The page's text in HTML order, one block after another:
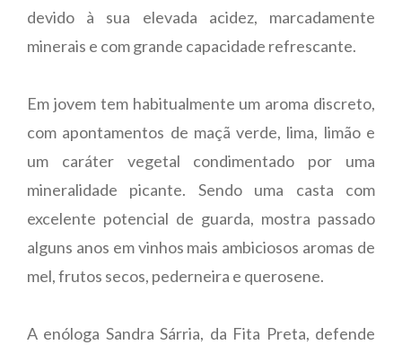
devido à sua elevada acidez, marcadamente
minerais e com grande capacidade refrescante.
Em jovem tem habitualmente um aroma discreto,
com apontamentos de maçã verde, lima, limão e
um caráter vegetal condimentado por uma
mineralidade picante. Sendo uma casta com
excelente potencial de guarda, mostra passado
alguns anos em vinhos mais ambiciosos aromas de
mel, frutos secos, pederneira e querosene.
A enóloga Sandra Sárria, da Fita Preta, defende